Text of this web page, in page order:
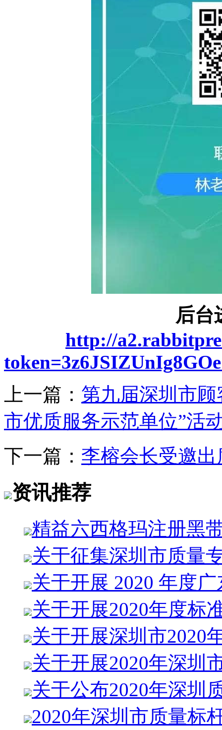
后台
http://
上一篇： 第九届深圳市
市优质服务示范单位”活
下一篇： 李榕会长受邀
资讯推荐
精益六西格玛注册黑
关于征集深圳市质量
关于开展 2020 年度
关于开展2020年度标
关于开展深圳市2020
关于开展2020年深圳
关于公布2020年深圳
2020年深圳市质量标